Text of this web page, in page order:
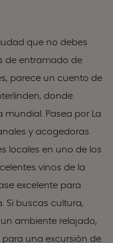
que no debes
de entramado de
parece un cuento de
donde
Pasea por La
y acogedoras
locales en uno de los
vinos de la
excelente para
Si buscas cultura,
ambiente relajado,
una excursión de